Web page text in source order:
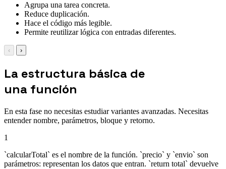
Agrupa una tarea concreta.
Reduce duplicación.
Hace el código más legible.
Permite reutilizar lógica con entradas diferentes.
‹ ›
La estructura básica de
una función
En esta fase no necesitas estudiar variantes avanzadas. Necesitas
entender nombre, parámetros, bloque y retorno.
1
`calcularTotal` es el nombre de la función. `precio` y `envio` son
parámetros: representan los datos que entran. `return total` devuelve